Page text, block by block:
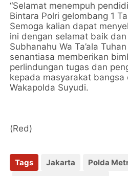
“Selamat menempuh
Bintara Polri gelombang 1
Semoga kalian dapat
ini dengan selamat baik
Subhanahu Wa Ta’ala
senantiasa memberikan
perlindungan tugas dan
kepada masyarakat bangsa
Wakapolda Suyudi.
(Red)
Tags Jakarta
Polda